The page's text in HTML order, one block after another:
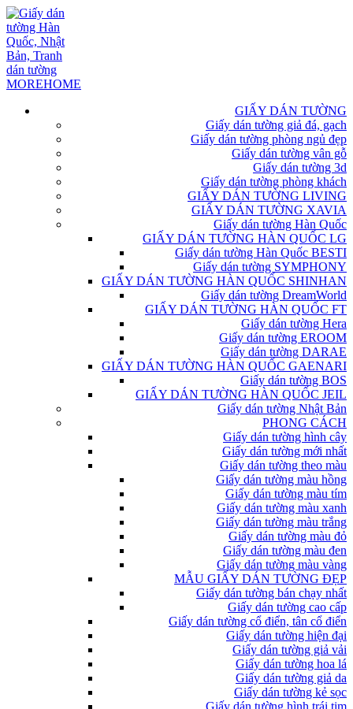
GIẤY DÁN TƯỜNG
Giấy dán tường giả đá, gạch
Giấy dán tường phòng ngủ đẹp
Giấy dán tường vân gỗ
Giấy dán tường 3d
Giấy dán tường phòng khách
GIẤY DÁN TƯỜNG LIVING
GIẤY DÁN TƯỜNG XAVIA
Giấy dán tường Hàn Quốc
GIẤY DÁN TƯỜNG HÀN QUỐC LG
Giấy dán tường Hàn Quốc BESTI
Giấy dán tường SYMPHONY
GIẤY DÁN TƯỜNG HÀN QUỐC SHINHAN
Giấy dán tường DreamWorld
GIẤY DÁN TƯỜNG HÀN QUỐC FT
Giấy dán tường Hera
Giấy dán tường EROOM
Giấy dán tường DARAE
GIẤY DÁN TƯỜNG HÀN QUỐC GAENARI
Giấy dán tường BOS
GIẤY DÁN TƯỜNG HÀN QUỐC JEIL
Giấy dán tường Nhật Bản
PHONG CÁCH
Giấy dán tường hình cây
Giấy dán tường mới nhất
Giấy dán tường theo màu
Giấy dán tường màu hồng
Giấy dán tường màu tím
Giấy dán tường màu xanh
Giấy dán tường màu trắng
Giấy dán tường màu đỏ
Giấy dán tường màu đen
Giấy dán tường màu vàng
MẪU GIẤY DÁN TƯỜNG ĐẸP
Giấy dán tường bán chạy nhất
Giấy dán tường cao cấp
Giấy dán tường cổ điển, tân cổ điển
Giấy dán tường hiện đại
Giấy dán tường giả vải
Giấy dán tường hoa lá
Giấy dán tường giả da
Giấy dán tường kẻ sọc
Giấy dán tường hình trái tim